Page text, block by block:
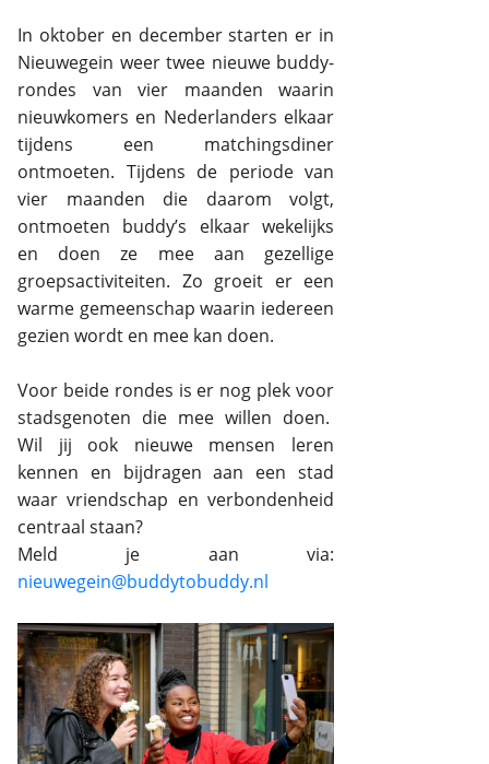
In oktober en december starten er in
Nieuwegein weer twee nieuwe buddy-
rondes van vier maanden waarin
nieuwkomers en Nederlanders elkaar
tijdens een matchingsdiner
ontmoeten. Tijdens de periode van
vier maanden die daarom volgt,
ontmoeten buddy’s elkaar wekelijks
en doen ze mee aan gezellige
groepsactiviteiten. Zo groeit er een
warme gemeenschap waarin iedereen
gezien wordt en mee kan doen.
Voor beide rondes is er nog plek voor
stadsgenoten die mee willen doen.
Wil jij ook nieuwe mensen leren
kennen en bijdragen aan een stad
waar vriendschap en verbondenheid
centraal staan?
Meld je aan via:
nieuwegein@buddytobuddy.nl